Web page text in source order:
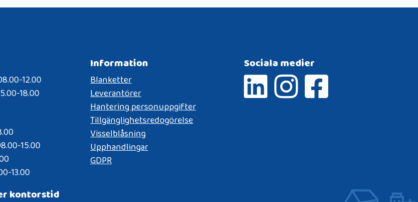
12.00
18.00
15.00
13.00
kontorstid
Information
Blanketter
Leverantörer
Hantering personuppgifter
Tillgänglighetsredogörelse
Visselblåsning
Upphandlingar
GDPR
Sociala medier